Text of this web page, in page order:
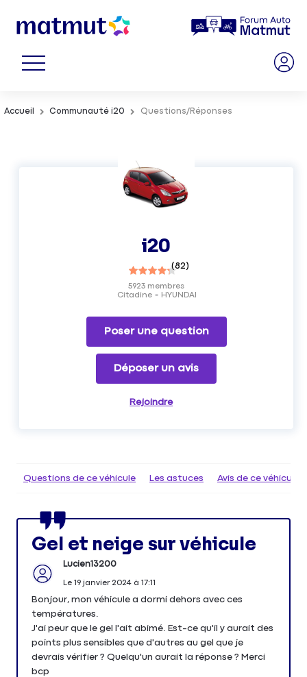
Accueil Communauté i20 Questions/Réponses
i20
(82)
Citadine HYUNDAI
5923 membres
Poser une question
Déposer un avis
Rejoindre
Questions de ce véhicule Les astuces Avis de ce véhicule
Gel et neige sur véhicule
Lucien13200
Le 19 janvier 2024à 17:11
Bonjour, mon véhicule a dormi dehors avec ces
températures.
J'ai peur que le gel l'ait abimé. Est-ce qu'il y aurait des
points plus sensibles que d'autres au gel que je
devrais vérifier ? Quelqu'un aurait la réponse ? Merci
bcp